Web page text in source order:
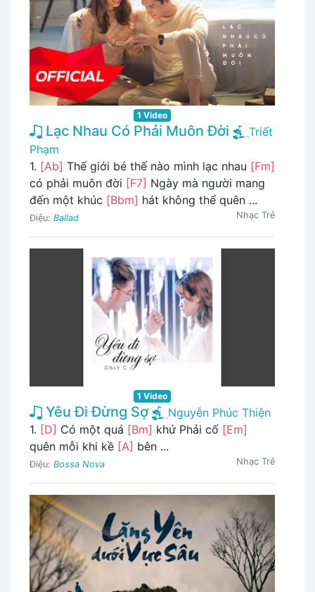
1 Video
Lạc Nhau Có Phải Muôn Đời
Triết
Phạm
1. [Ab] Thế giới bé thế nào mình lạc nhau [Fm]
có phải muôn đời [F7] Ngày mà người mang
đến một khúc [Bbm] hát không thể quên ...
Điệu: Ballad Nhạc Trẻ
1 Video
Yêu Đi Đừng Sợ
Nguyễn Phúc Thiện
1. [D] Có một quá [Bm] khứ Phải cố [Em]
quên mỗi khi kề [A] bên ...
Điệu: Bossa Nova Nhạc Trẻ